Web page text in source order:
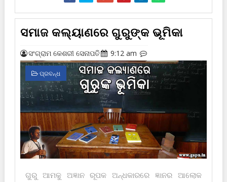
ସମାଜ କଲ୍ୟାଣରେ ଗୁରୁଙ୍କ ଭୂମିକା
ସଂଗ୍ରାମ କେଶରୀ ସେନାପତି 9:12 am
ପ୍ରବନ୍ଧ
ଗୁରୁ ଆମକୁ ଅଜ୍ଞାନ ରୂପକ ଅନ୍ଧକାରରେ ଜ୍ଞାନର ଆଲୋକ